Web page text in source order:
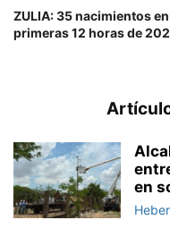
ZULIA: 35 nacimientos
primeras 12 horas de
en